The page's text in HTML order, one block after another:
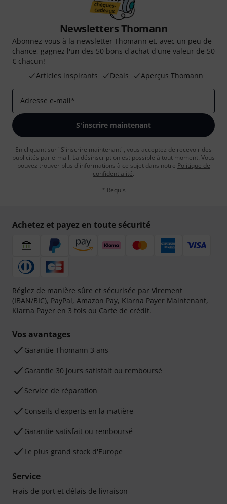
Newsletters Thomann
Abonnez-vous à la newsletter Thomann et, avec un peu de
chance, gagnez l'un des 50 bons d'achat d'une valeur de 50
€ chacun!
Articles inspirants
Deals Aperçus Thomann
Adresse e-mail*
S'inscrire maintenant
En cliquant sur "S'inscrire maintenant", vous acceptez de recevoir des
publicités par e-mail. La désinscription est possible à tout moment. Vous
pouvez trouver plus d'informations à ce sujet dans notre Politique de
confidentialité.
* Requis
Achetez et payez en toute sécurité
Réglez de manière sûre et sécurisée par Virement
(IBAN/BIC), PayPal, Amazon Pay, Klarna Payer Maintenant,
Klarna Payer en 3 fois ou Carte de crédit.
Vos avantages
Ga­ran­tie Thomann 3 ans
Garantie 30 jours satisfait ou remboursé
Service de réparation
Conseils d'experts en la matière
Garantie satisfait ou remboursé
Le plus grand stock d'Europe
Service
Frais de port et délais de livraison